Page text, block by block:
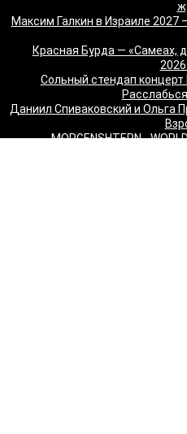
Максим Галкин в Израиле 2027
Красная Бурда — «Самеах,
"Сольный стендап
"Даниил Спиваковский и Ольга
MORGENSHTERN -